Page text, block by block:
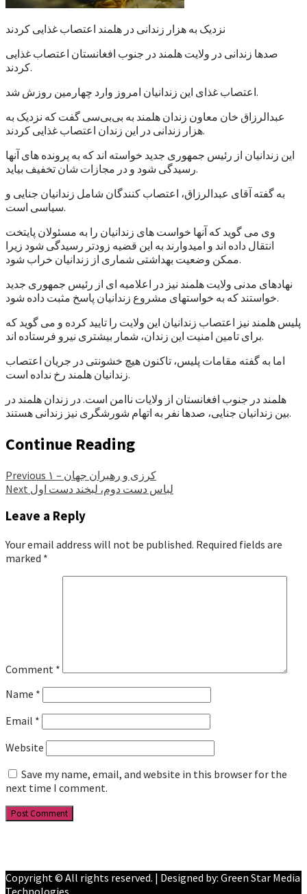
نزدیک به هزار زندانی در هلمند اعتصاب غذایی کردند
صدها زندانی در ولایت هلمند در جنوب افغانستان اعتصاب غذایی
کردند.
اعتصاب غذای این زندانیان امروز وارد چهارمین روزش شد.
عبدالرزاق خان معاون زندان هلمند به بی‌بی‌سی گفت که نزدیک به
هزار زندانی در این زندان اعتصاب غذایی کردند.
این زندانیان از رئیس جمهوری جدید خواسته اند که به پرونده های آنها
رسیدگی شود و در مجازات شان تخفیف بیاید.
به گفته آقای عبدالرزاق، اعتصاب کنندگان شامل زندانیان جنایی و
سیاسی است.
وی می گوید که آنها خواست های زندانیان را به مسئولان پایتخت
انتقال داده اند و امیدوارند به این قضیه زودتر رسیدگی شود زیرا
ممکن وضعیت بهداشتی شماری از زندانیان خراب شود.
نهادهای مدنی ولایت هلمند نیز در اعلامیه ای از رئیس جمهوری جدید
خواستند که به خواستهای مشروع زندانیان پاسخ مثبت داده شود.
پلیس هلمند نیز اعتصاب زندانیان این ولایت را تایید کرده و می گوید که
برای تامین امنیت این زندان، شمار بیشتری نیرو فرستاده اند.
اما به گفته مقامات پلیس، تاکنون هیچ خشونتی در جریان اعتصاب
زندانیان هلمند رخ نداده است.
هلمند در جنوب افغانستان از ولایات ناامن است. در زندان هلمند در
بین زندانیان جنایی، صدها نفر به اتهام شورشگری نیز زندانی هستند.
Continue Reading
Previous
کرزی و رهبران جهان – ۱
Next لباس دست دوم، لبخند دست اول
Leave a Reply
Your email address will not be published. Required fields are
marked *
Comment *
Name *
Email *
Website
Save my name, email, and website in this browser for the
next time I comment.
Copyright © All rights reserved. | Designed by: Green Star Media